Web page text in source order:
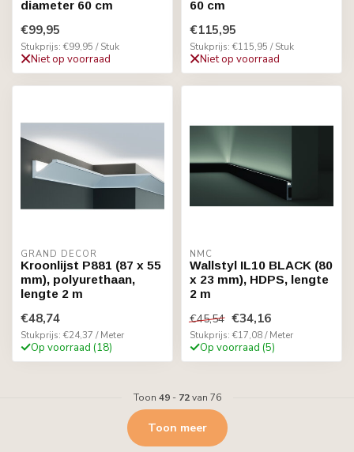
diameter 60 cm
€99,95
Stukprijs: €99,95 / Stuk
Niet op voorraad
60 cm
€115,95
Stukprijs: €115,95 / Stuk
Niet op voorraad
GRAND DECOR
Kroonlijst P881 (87 x 55
mm), polyurethaan,
lengte 2 m
€48,74
Stukprijs: €24,37 / Meter
Op voorraad (18)
NMC
Wallstyl IL10 BLACK (80
x 23 mm), HDPS, lengte
2 m
€45,54 €34,16
Stukprijs: €17,08 / Meter
Op voorraad (5)
Toon 49- 72van 76
Toon meer